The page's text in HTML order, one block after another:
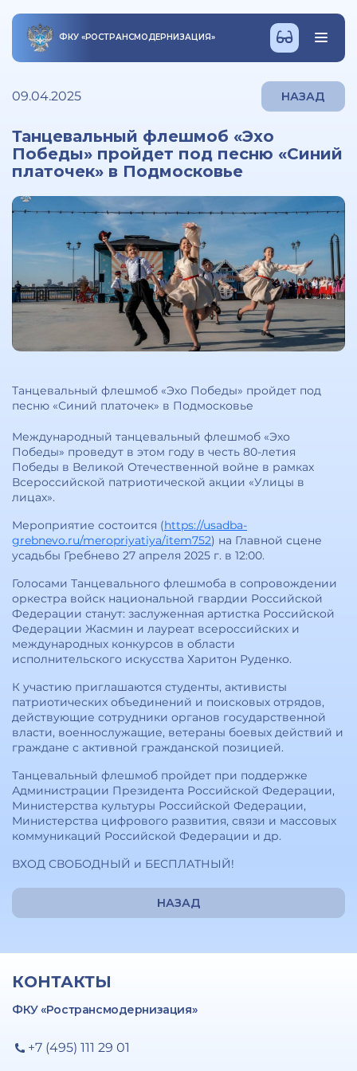
ФКУ «РОСТРАНСМОДЕРНИЗАЦИЯ»
09.04.2025 НАЗАД
Танцевальный флешмоб «Эхо
Победы» пройдет под песню «Синий
платочек» в Подмосковье
Танцевальный флешмоб «Эхо Победы» пройдет под
песню «Синий платочек» в Подмосковье
Международный танцевальный флешмоб «Эхо
Победы» проведут в этом году в честь 80-летия
Победы в Великой Отечественной войне в рамках
Всероссийской патриотической акции «Улицы в
лицах».
Мероприятие состоится (https://usadba-
grebnevo.ru/meropriyatiya/item752) на Главной сцене
усадьбы Гребнево 27 апреля 2025 г. в 12:00.
Голосами Танцевального флешмоба в сопровождении
оркестра войск национальной гвардии Российской
Федерации станут: заслуженная артистка Российской
Федерации Жасмин и лауреат всероссийских и
международных конкурсов в области
исполнительского искусства Харитон Руденко.
К участию приглашаются студенты, активисты
патриотических объединений и поисковых отрядов,
действующие сотрудники органов государственной
власти, военнослужащие, ветераны боевых действий и
граждане с активной гражданской позицией.
Танцевальный флешмоб пройдет при поддержке
Администрации Президента Российской Федерации,
Министерства культуры Российской Федерации,
Министерства цифрового развития, связи и массовых
коммуникаций Российской Федерации и др.
ВХОД СВОБОДНЫЙ и БЕСПЛАТНЫЙ!
НАЗАД
КОНТАКТЫ
ФКУ «Ространсмодернизация»
+7 (495) 111 29 01